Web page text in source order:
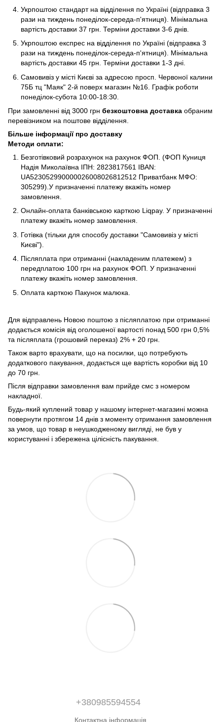
Укрпоштою стандарт на відділення по Україні (відправка 3
рази на тиждень понеділок-середа-п'ятниця). Мінімальна
вартість доставки 37 грн. Терміни доставки 3-6 днів.
Укрпоштою експрес на відділення по Україні (відправка 3
рази на тиждень понеділок-середа-п'ятниця). Мінімальна
вартість доставки 45 грн. Терміни доставки 1-3 дні.
Самовивіз у місті Києві за адресою просп. Червоної калини
75Б тц "Маяк" 2-й поверх магазин №16. Графік роботи
понеділок-субота 10:00-18:30.
При замовленні від 3000 грн безкоштовна доставка обраним
перевізником на поштове відділення.
Більше інформації про доставку
Методи оплати:
Безготівковий розрахунок на рахунок ФОП. (ФОП Куниця
Надія Миколаївна ІПН: 2823817561 IBAN:
UA523052990000026008026812512 Приватбанк МФО:
305299).У призначенні платежу вкажіть номер
замовлення.
Онлайн-оплата банківською карткою Liqpay. У призначенні
платежу вкажіть номер замовлення.
Готівка (тільки для способу доставки "Самовивіз у місті
Києві").
Післяплата при отриманні (накладеним платежем) з
передплатою 100 грн на рахунок ФОП. У призначенні
платежу вкажіть номер замовлення.
Оплата карткою Пакунок малюка.
Для відправлень Новою поштою з післяплатою при отриманні
додається комісія від оголошеної вартості понад 500 грн 0,5%
та післяплата (грошовий переказ) 2% + 20 грн.
Також варто врахувати, що на посилки, що потребують
додаткового пакування, додається ще вартість коробки від 10
до 70 грн.
Після відправки замовлення вам прийде смс з номером
накладної.
Будь-який куплений товар у нашому інтернет-магазині можна
повернути протягом 14 днів з моменту отримання замовлення
за умов, що товар в неушкодженому вигляді, не був у
користуванні і збережена цілісність пакування.
+380985594554
Контактна інформація